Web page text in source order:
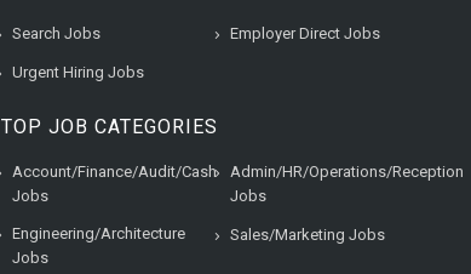
Search Jobs Employer Direct Jobs
Urgent Hiring Jobs
TOP JOB CATEGORIES
Account/Finance/Audit/Cash
Jobs
Admin/HR/Operations/Reception
Jobs
Engineering/Architecture
Jobs
Sales/Marketing Jobs